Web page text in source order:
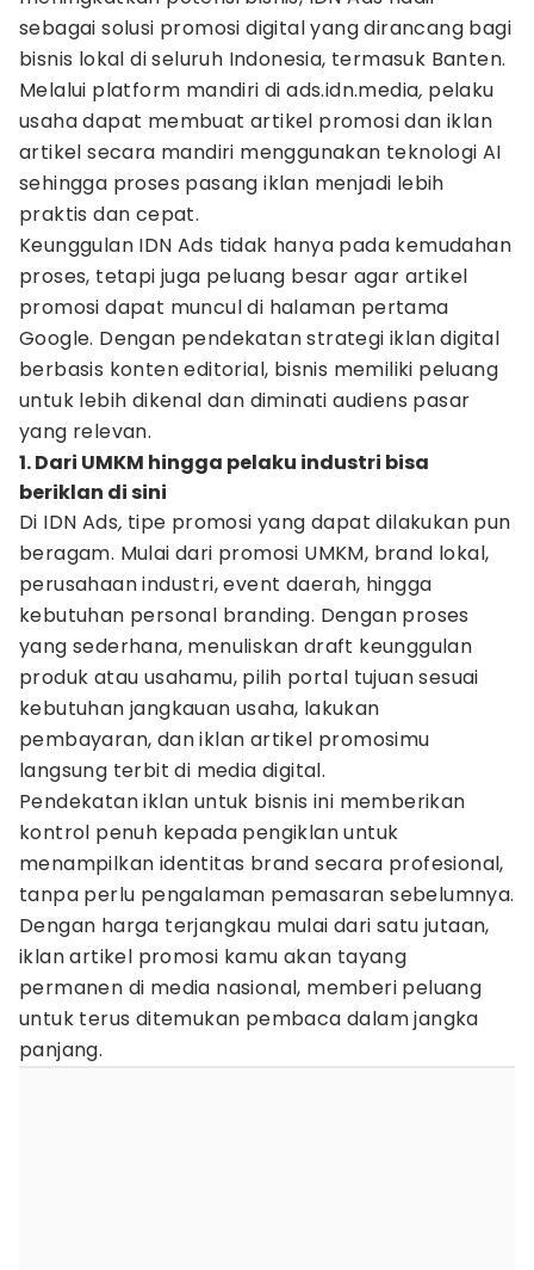
sebagai solusi promosi digital yang dirancang bagi
bisnis lokal di seluruh Indonesia, termasuk Banten.
Melalui platform mandiri di ads.idn.media, pelaku
usaha dapat membuat artikel promosi dan iklan
artikel secara mandiri menggunakan teknologi AI
sehingga proses pasang iklan menjadi lebih
praktis dan cepat.
Keunggulan IDN Ads tidak hanya pada kemudahan
proses, tetapi juga peluang besar agar artikel
promosi dapat muncul di halaman pertama
Google. Dengan pendekatan strategi iklan digital
berbasis konten editorial, bisnis memiliki peluang
untuk lebih dikenal dan diminati audiens pasar
yang relevan.
1. Dari UMKM hingga pelaku industri bisa
beriklan di sini
Di IDN Ads, tipe promosi yang dapat dilakukan pun
beragam. Mulai dari promosi UMKM, brand lokal,
perusahaan industri, event daerah, hingga
kebutuhan personal branding. Dengan proses
yang sederhana, menuliskan draft keunggulan
produk atau usahamu, pilih portal tujuan sesuai
kebutuhan jangkauan usaha, lakukan
pembayaran, dan iklan artikel promosimu
langsung terbit di media digital.
Pendekatan iklan untuk bisnis ini memberikan
kontrol penuh kepada pengiklan untuk
menampilkan identitas brand secara profesional,
tanpa perlu pengalaman pemasaran sebelumnya.
Dengan harga terjangkau mulai dari satu jutaan,
iklan artikel promosi kamu akan tayang
permanen di media nasional, memberi peluang
untuk terus ditemukan pembaca dalam jangka
panjang.